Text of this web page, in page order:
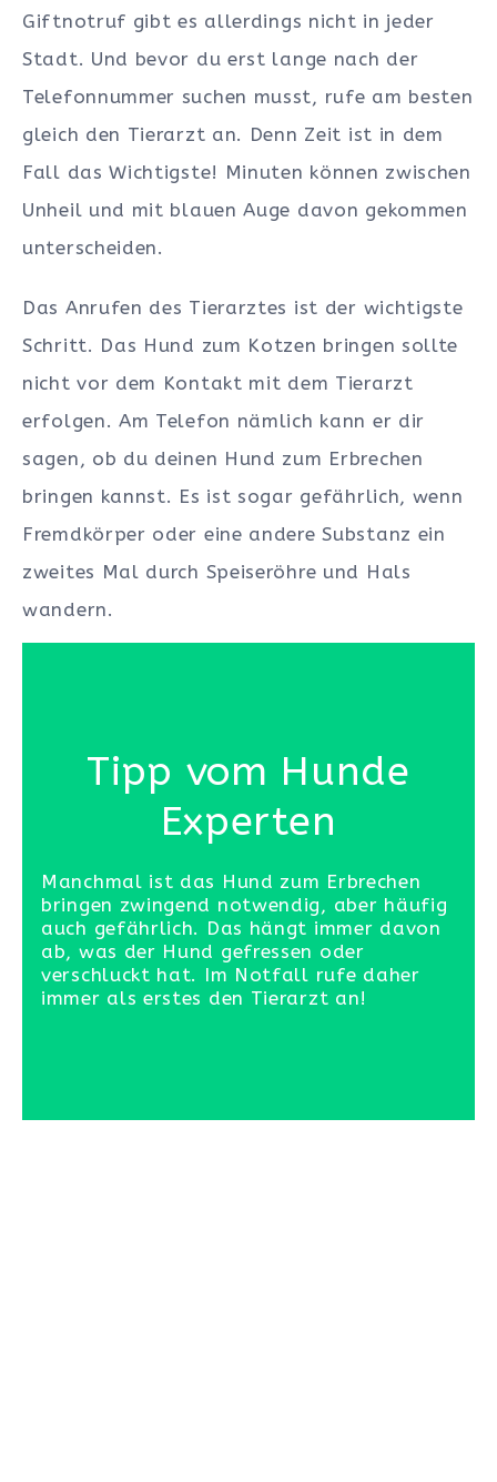
Giftnotruf gibt es allerdings nicht in jeder
Stadt. Und bevor du erst lange nach der
Telefonnummer suchen musst, rufe am besten
gleich den Tierarzt an. Denn Zeit ist in dem
Fall das Wichtigste! Minuten können zwischen
Unheil und mit blauen Auge davon gekommen
unterscheiden.
Das Anrufen des Tierarztes ist der wichtigste
Schritt. Das Hund zum Kotzen bringen sollte
nicht vor dem Kontakt mit dem Tierarzt
erfolgen. Am Telefon nämlich kann er dir
sagen, ob du deinen Hund zum Erbrechen
bringen kannst. Es ist sogar gefährlich, wenn
Fremdkörper oder eine andere Substanz ein
zweites Mal durch Speiseröhre und Hals
wandern.
Tipp vom Hunde
Experten
Manchmal ist das Hund zum Erbrechen
bringen zwingend notwendig, aber häufig
auch gefährlich. Das hängt immer davon
ab, was der Hund gefressen oder
verschluckt hat. Im Notfall rufe daher
immer als erstes den Tierarzt an!